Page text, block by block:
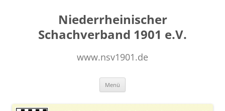
Niederrheinischer
Schachverband 1901 e.V.
www.nsv1901.de
Menü